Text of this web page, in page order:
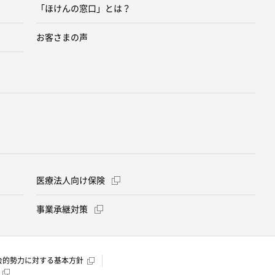
「ほけんの窓口」とは？
お客さまの声
医療法人向け保険
事業承継対策
的勢力に対する基本方針